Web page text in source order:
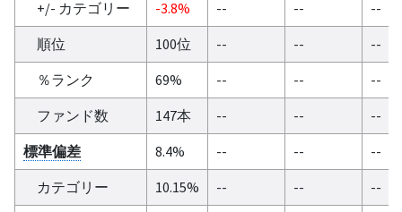
+/- カテゴリー
-3.8% -- --
--
順位
100位 -- --
--
％ランク
69% -- --
--
ファンド数
147本 -- --
--
標準偏差
8.4% -- --
--
カテゴリー
10.15% -- --
--